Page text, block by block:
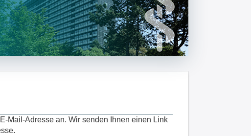
Mail-Adresse an. Wir senden Ihnen einen Link